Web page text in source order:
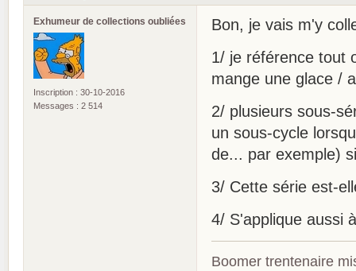
Exhumeur de collections oubliées
Inscription : 30-10-2016
Messages : 2 514
Bon, je vais m'y
1/ je référence tout
mange une glace /
2/ plusieurs sous-
un sous-cycle
de... par exemple)
3/ Cette série est-
4/ S'applique aussi
Boomer trentenaire